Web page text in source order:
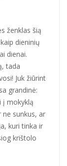
ženklas šią
dieninių
dienai.
tada
Juk žiūrint
grandinė:
į mokyklą
ne sunkus, ar
kuri tinka ir
krištolo